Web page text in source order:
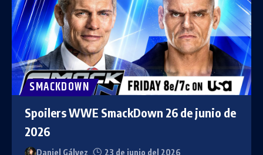
SMACKDOWN
Spoilers WWE SmackDown 26 de junio de
2026
Daniel Gálvez 23 de junio del 2026